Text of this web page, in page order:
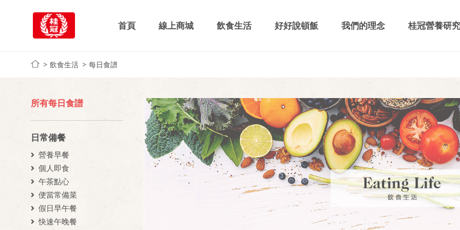
首頁 線上商城 飲食生活 好好說頓飯 我們的理念 桂冠營養研
飲食生活 每日食譜
所有每日食譜
日常備餐
營養早餐
個人即食
午茶點心
便當常備菜
假日早午餐
快速午晚餐